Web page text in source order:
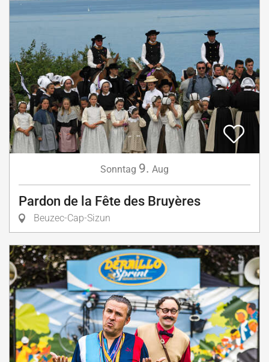
Sonntag 9. Aug
Pardon de la Fête des Bruyères
Beuzec-Cap-Sizun